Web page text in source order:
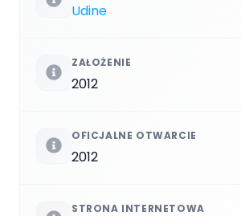
Udine
ZAŁOŻENIE
2012
OFICJALNE OTWARCIE
2012
STRONA INTERNETOWA